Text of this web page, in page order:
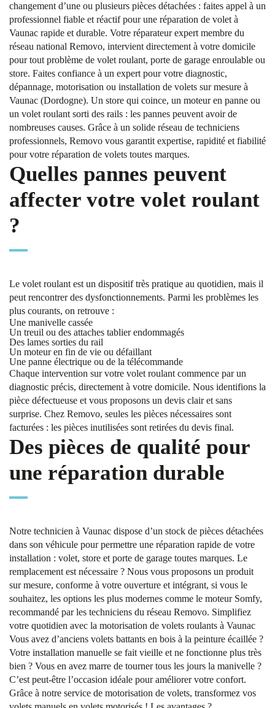
changement d’une ou plusieurs pièces détachées : faites appel à un
professionnel fiable et réactif pour une réparation de volet à
Vaunac rapide et durable. Votre réparateur expert membre du
réseau national Removo, intervient directement à votre domicile
pour tout problème de volet roulant, porte de garage enroulable ou
store. Faites confiance à un expert pour votre diagnostic,
dépannage, motorisation ou installation de volets sur mesure à
Vaunac (Dordogne). Un store qui coince, un moteur en panne ou
un volet roulant sorti des rails : les pannes peuvent avoir de
nombreuses causes. Grâce à un solide réseau de techniciens
professionnels, Removo vous garantit expertise, rapidité et fiabilité
pour votre réparation de volets toutes marques.
Quelles pannes peuvent
affecter votre volet roulant
?
Le volet roulant est un dispositif très pratique au quotidien, mais il
peut rencontrer des dysfonctionnements. Parmi les problèmes les
plus courants, on retrouve :
Une manivelle cassée
Un treuil ou des attaches tablier endommagés
Des lames sorties du rail
Un moteur en fin de vie ou défaillant
Une panne électrique ou de la télécommande
Chaque intervention sur votre volet roulant commence par un
diagnostic précis, directement à votre domicile. Nous identifions la
pièce défectueuse et vous proposons un devis clair et sans
surprise. Chez Removo, seules les pièces nécessaires sont
facturées : les pièces inutilisées sont retirées du devis final.
Des pièces de qualité pour
une réparation durable
Notre technicien à Vaunac dispose d’un stock de pièces détachées
dans son véhicule pour permettre une réparation rapide de votre
installation : volet, store et porte de garage toutes marques. Le
remplacement est nécessaire ? Nous vous proposons un produit
sur mesure, conforme à votre ouverture et intégrant, si vous le
souhaitez, les options les plus modernes comme le moteur Somfy,
recommandé par les techniciens du réseau Removo. Simplifiez
votre quotidien avec la motorisation de volets roulants à Vaunac
Vous avez d’anciens volets battants en bois à la peinture écaillée ?
Votre installation manuelle se fait vieille et ne fonctionne plus très
bien ? Vous en avez marre de tourner tous les jours la manivelle ?
C’est peut-être l’occasion idéale pour améliorer votre confort.
Grâce à notre service de motorisation de volets, transformez vos